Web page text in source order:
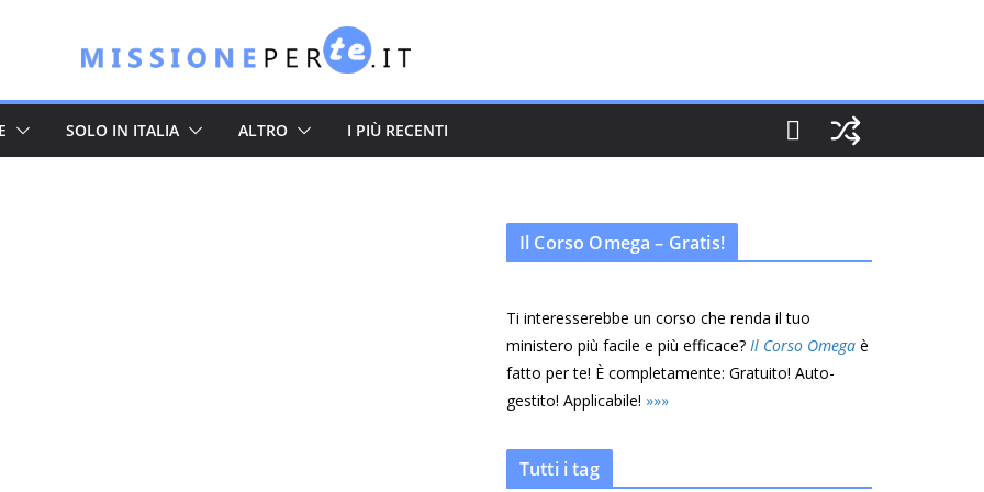
SOLO IN ITALIA ALTRO I PIÙ RECENTI
Il Corso Omega – Gratis!
Ti interesserebbe un corso che renda il tuo
ministero più facile e più efficace? Il Corso Omega è
fatto per te! È completamente: Gratuito! Auto-
gestito! Applicabile! »»»
Tutti i tag